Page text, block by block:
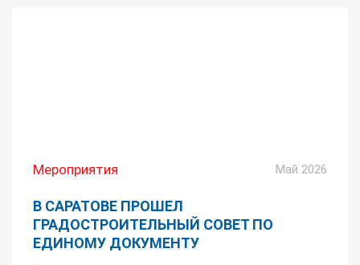
Мероприятия Май 2026
В САРАТОВЕ ПРОШЕЛ
ГРАДОСТРОИТЕЛЬНЫЙ СОВЕТ ПО
ЕДИНОМУ ДОКУМЕНТУ